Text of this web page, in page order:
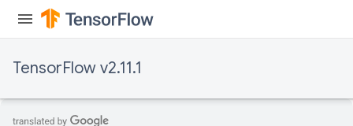
TensorFlow v2.11.1